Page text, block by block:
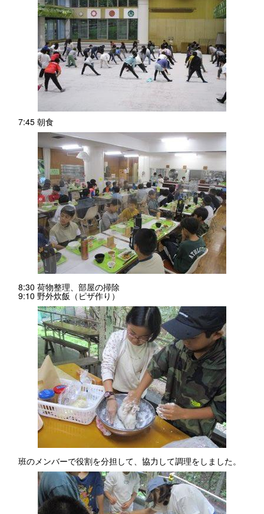
7:45 朝食
8:30 荷物整理、部屋の掃除
9:10 野外炊飯（ピザ作り）
班のメンバーで役割を分担して、協力して調理をしました。